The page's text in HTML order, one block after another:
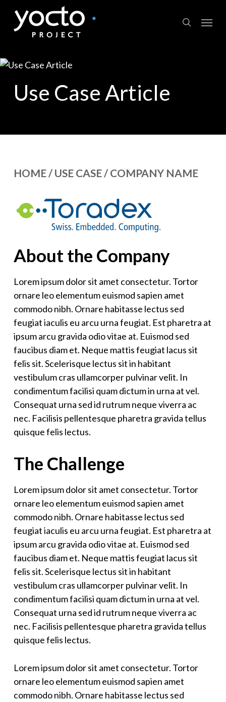
main
search
Menu
Use Case Article
HOME / USE CASE / COMPANY NAME
About the Company
Lorem ipsum dolor sit amet consectetur. Tortor
ornare leo elementum euismod sapien amet
commodo nibh. Ornare habitasse lectus sed
feugiat iaculis eu arcu urna feugiat. Est pharetra at
ipsum arcu gravida odio vitae at. Euismod sed
faucibus diam et. Neque mattis feugiat lacus sit
felis sit. Scelerisque lectus sit in habitant
vestibulum cras ullamcorper pulvinar velit. In
condimentum facilisi quam dictum in urna at vel.
Consequat urna sed id rutrum neque viverra ac
nec. Facilisis pellentesque pharetra gravida tellus
quisque felis lectus.
The Challenge
Lorem ipsum dolor sit amet consectetur. Tortor
ornare leo elementum euismod sapien amet
commodo nibh. Ornare habitasse lectus sed
feugiat iaculis eu arcu urna feugiat. Est pharetra at
ipsum arcu gravida odio vitae at. Euismod sed
faucibus diam et. Neque mattis feugiat lacus sit
felis sit. Scelerisque lectus sit in habitant
vestibulum cras ullamcorper pulvinar velit. In
condimentum facilisi quam dictum in urna at vel.
Consequat urna sed id rutrum neque viverra ac
nec. Facilisis pellentesque pharetra gravida tellus
quisque felis lectus.
Lorem ipsum dolor sit amet consectetur. Tortor
ornare leo elementum euismod sapien amet
commodo nibh. Ornare habitasse lectus sed